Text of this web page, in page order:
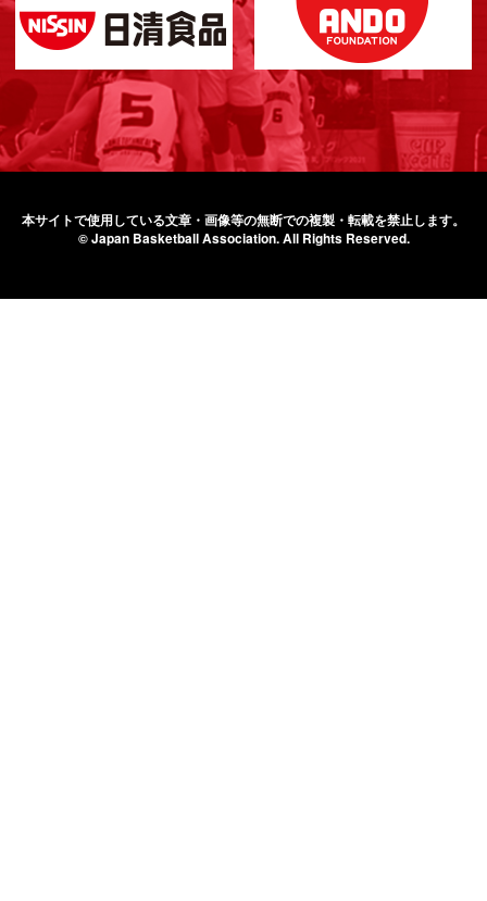
本サイトで使用している文章・画像等の無断での複製・転載を禁止します。
© Japan Basketball Association.All Rights Reserved.